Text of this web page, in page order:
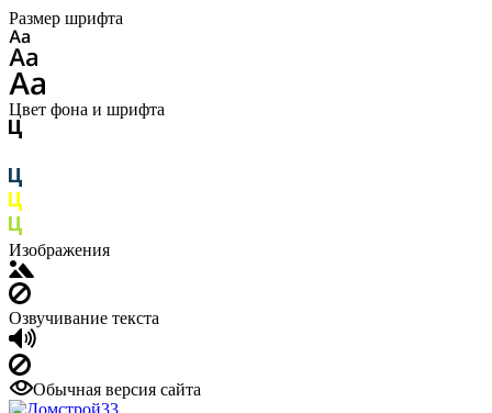
Размер шрифта
Цвет фона и шрифта
Изображения
Озвучивание текста
Обычная версия сайта